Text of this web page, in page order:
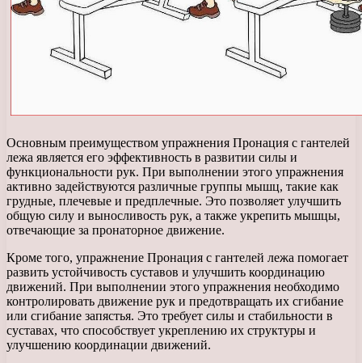
Основным преимуществом упражнения Пронация с гантелей
лежа является его эффективность в развитии силы и
функциональности рук. При выполнении этого упражнения
активно задействуются различные группы мышц, такие как
грудные, плечевые и предплечные. Это позволяет улучшить
общую силу и выносливость рук, а также укрепить мышцы,
отвечающие за пронаторное движение.
Кроме того, упражнение Пронация с гантелей лежа помогает
развить устойчивость суставов и улучшить координацию
движений. При выполнении этого упражнения необходимо
контролировать движение рук и предотвращать их сгибание
или сгибание запястья. Это требует силы и стабильности в
суставах, что способствует укреплению их структуры и
улучшению координации движений.